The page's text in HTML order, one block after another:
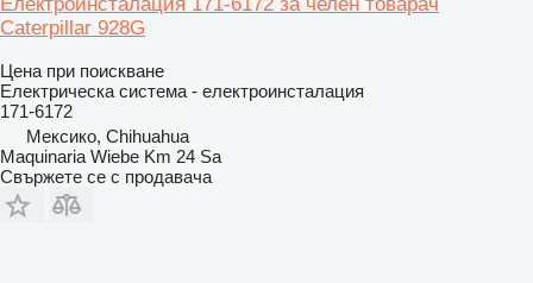
Caterpillar 928G
Цена при поискване
Електрическа система - електроинсталация
171-6172
Мексико, Chihuahua
Maquinaria Wiebe Km 24 Sa
Свържете се с продавача